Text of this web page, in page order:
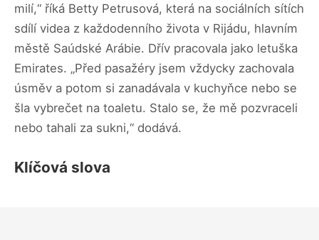
milí,“ říká Betty Petrusová, která na sociálních sítích
sdílí videa z každodenního života v Rijádu, hlavním
městě Saúdské Arábie. Dřív pracovala jako letuška
Emirates. „Před pasažéry jsem vždycky zachovala
úsměv a potom si zanadávala v kuchyňce nebo se
šla vybrečet na toaletu. Stalo se, že mě pozvraceli
nebo tahali za sukni,“ dodává.
Klíčová slova